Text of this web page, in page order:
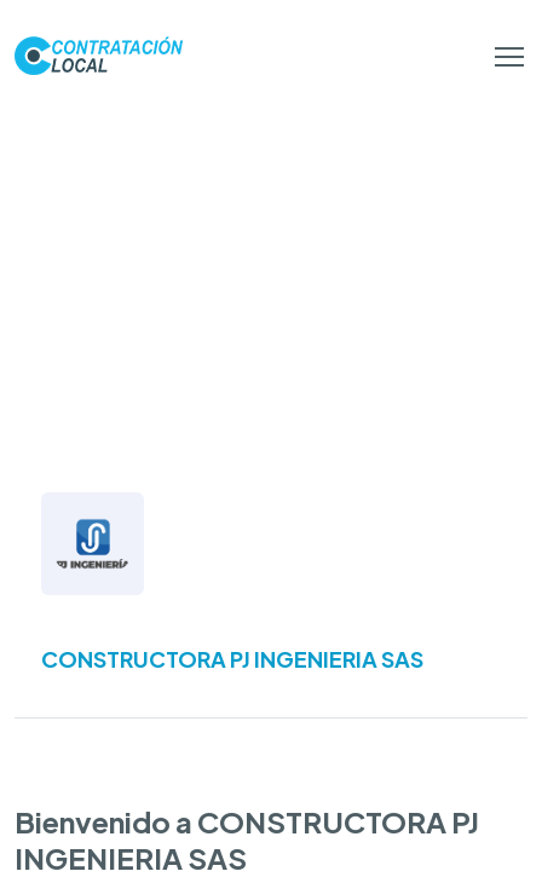
CONSTRUCTORA PJ INGENIERIA SAS
Bienvenido a CONSTRUCTORA PJ
INGENIERIA SAS